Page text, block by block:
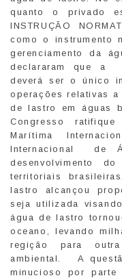
quanto o privado
INSTRUÇÃO
como o instrumento
gerenciamento da
declararam que a
deverá ser o único
operações relativas
de lastro em águas
Congresso
Marítima
Internacional de
desenvolvimento
territoriais
lastro alcançou
seja utilizada
água de lastro
oceano, levando
regição para
ambiental. A
minucioso por parte